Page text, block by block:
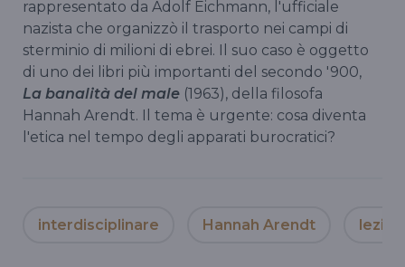
rappresentato da Adolf Eichmann, l'ufficiale
nazista che organizzò il trasporto nei campi di
sterminio di milioni di ebrei. Il suo caso è oggetto
di uno dei libri più importanti del secondo '900,
La banalità del male (1963), della filosofa
Hannah Arendt. Il tema è urgente: cosa diventa
l'etica nel tempo degli apparati burocratici?
interdisciplinare Hannah Arendt